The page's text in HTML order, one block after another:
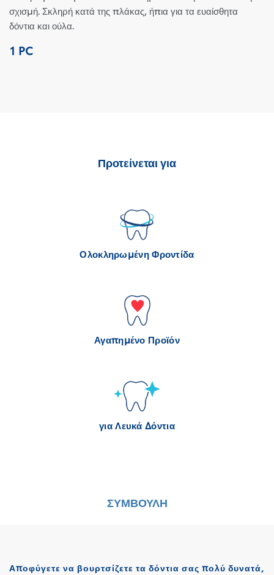
σχισμή. Σκληρή κατά της πλάκας, ήπια για τα ευαίσθητα
δόντια και ούλα.
1 PC
Προτείνεται για
Ολοκληρωμένη Φροντίδα
Αγαπημένο Προϊόν
για Λευκά Δόντια
ΣΥΜΒΟΥΛΗ
Αποφύγετε να βουρτσίζετε τα δόντια σας πολύ δυνατά,